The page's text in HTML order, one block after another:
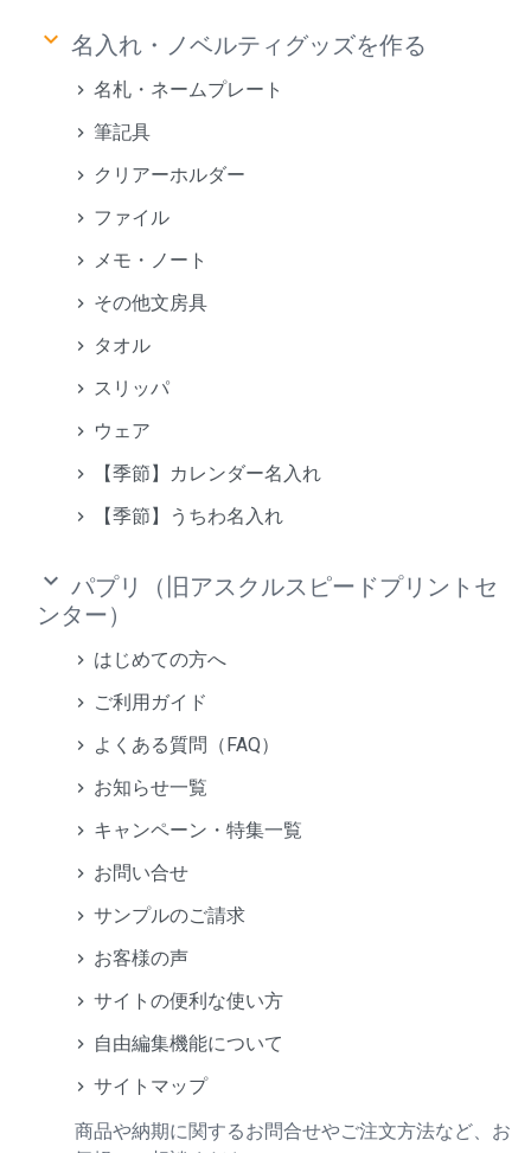
keyboard_arrow_down 名入れ・ノベルティグッズを作る
名札・ネームプレート
筆記具
クリアーホルダー
ファイル
メモ・ノート
その他文房具
タオル
スリッパ
ウェア
【季節】カレンダー名入れ
【季節】うちわ名入れ
keyboard_arrow_down パプリ（旧アスクルスピードプリントセ
ンター）
はじめての方へ
ご利用ガイド
よくある質問（FAQ）
お知らせ一覧
キャンペーン・特集一覧
お問い合せ
サンプルのご請求
お客様の声
サイトの便利な使い方
自由編集機能について
サイトマップ
商品や納期に関するお問合せやご注文方法など、お